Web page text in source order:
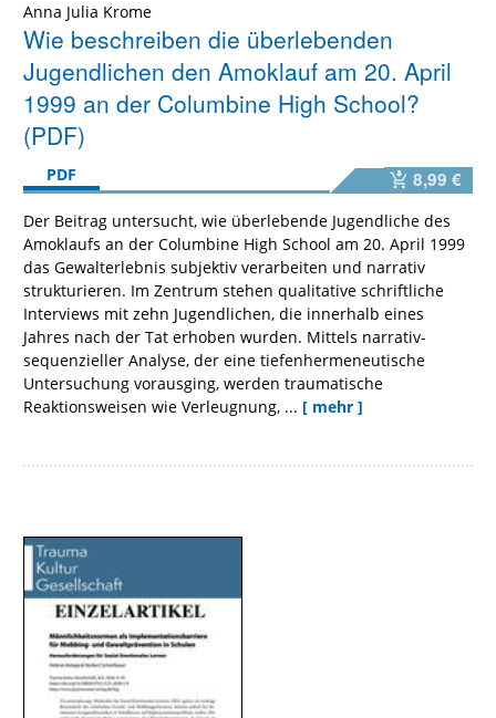
Anna Julia Krome
Wie beschreiben die überlebenden
Jugendlichen den Amoklauf am 20. April
1999 an der Columbine High School?
(PDF)
PDF 8,99 €
Der Beitrag untersucht, wie überlebende Jugendliche des
Amoklaufs an der Columbine High School am 20. April 1999
das Gewalterlebnis subjektiv verarbeiten und narrativ
strukturieren. Im Zentrum stehen qualitative schriftliche
Interviews mit zehn Jugendlichen, die innerhalb eines
Jahres nach der Tat erhoben wurden. Mittels narrativ-
sequenzieller Analyse, der eine tiefenhermeneutische
Untersuchung vorausging, werden traumatische
Reaktionsweisen wie Verleugnung, ... [ mehr ]